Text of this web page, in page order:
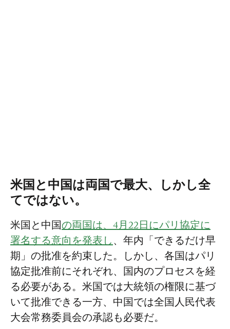
米国と中国は両国で最大、しかし全
てではない。
米国と中国の両国は、4月22日にパリ協定に
署名する意向を発表し、年内「できるだけ早
期」の批准を約束した。しかし、各国はパリ
協定批准前にそれぞれ、国内のプロセスを経
る必要がある。米国では大統領の権限に基づ
いて批准できる一方、中国では全国人民代表
大会常務委員会の承認も必要だ。